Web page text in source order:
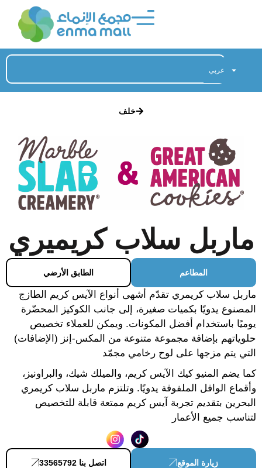
عربي
خلف
ماربل سلاب كريميري
الطابق الأرضي المطاعم
ماربل سلاب كريمري تقدّم أشهى أنواع الآيس كريم الطازج
المصنوع يدويًا بكميات صغيرة، إلى جانب الكوكيز المحضّرة
يوميًا باستخدام أفضل المكونات. ويمكن للعملاء تخصيص
حلوياتهم بإضافة مجموعة متنوعة من المكس-إنز (الإضافات)
التي يتم مزجها على لوح رخامي مجمّد
كما يضم المنيو كيك الآيس كريم، والميلك شيك، والبراونيز،
وأقماع الوافل الملفوفة يدويًا. وتلتزم ماربل سلاب كريمري
البحرين بتقديم تجربة آيس كريم ممتعة قابلة للتخصيص
لتناسب جميع الأعمار
اتصل بنا 33565792 زيارة الموقع